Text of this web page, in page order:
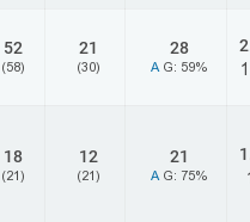
52
(58)
21
(30)
28
A G: 59%
18
(21)
12
(21)
21
A G: 75%
1